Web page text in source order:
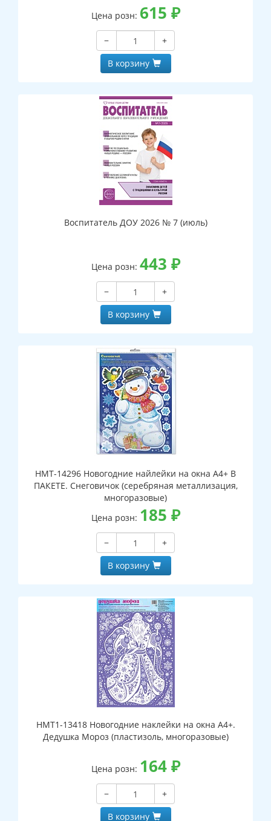
Цена розн: 615 ₽
−
+
В корзину
Воспитатель ДОУ 2026 № 7 (июль)
Цена розн: 443 ₽
−
+
В корзину
НМТ-14296 Новогодние найлейки на окна А4+ В
ПАКЕТЕ. Снеговичок (серебряная металлизация,
многоразовые)
Цена розн: 185 ₽
−
+
В корзину
НМТ1-13418 Новогодние наклейки на окна А4+.
Дедушка Мороз (пластизоль, многоразовые)
Цена розн: 164₽
−
+
В корзину